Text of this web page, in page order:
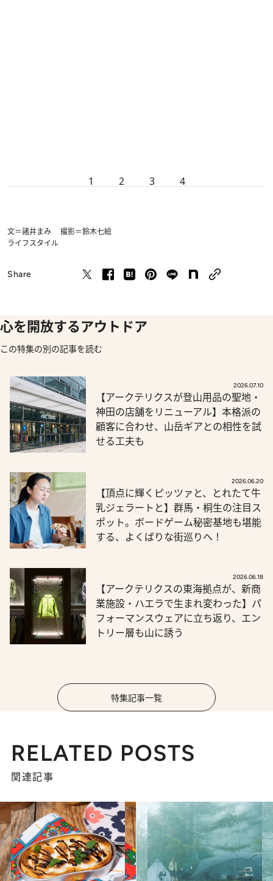
1 2 3 4
文＝諸井まみ 撮影＝鈴木七絵
ライフスタイル
Share
心を開放するアウトドア
この特集の別の記事を読む
2026.07.10
【アークテリクスが登山用品の聖地・
神田の店舗をリニューアル】本格派の
顧客に合わせ、山岳ギアとの相性を試
せる工夫も
2026.06.20
【頂点に輝くピッツァと、とれたて牛
乳ジェラートと】群馬・桐生の注目ス
ポット。ボードゲーム秘密基地も堪能
する、よくばりな街巡りへ！
2026.06.18
【アークテリクスの東海拠点が、新商
業施設・ハエラで生まれ変わった】パ
フォーマンスウェアに立ち返り、エン
トリー層も山に誘う
特集記事一覧
RELATED POSTS
関連記事